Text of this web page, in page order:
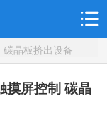
晶板挤出设备
摸屏控制 碳晶